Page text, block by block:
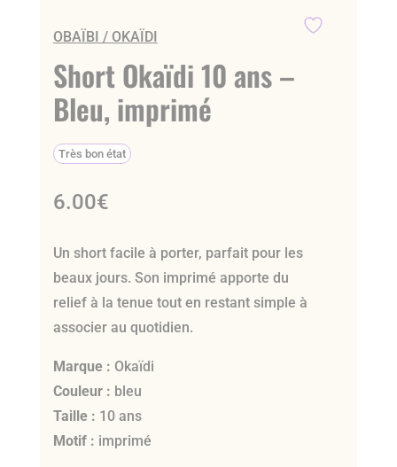
OBAÏBI / OKAÏDI
Short Okaïdi 10 ans –
Bleu, imprimé
Très bon état
6.00€
Un short facile à porter, parfait pour les
beaux jours. Son imprimé apporte du
relief à la tenue tout en restant simple à
associer au quotidien.
Marque : Okaïdi
Couleur : bleu
Taille : 10 ans
Motif : imprimé